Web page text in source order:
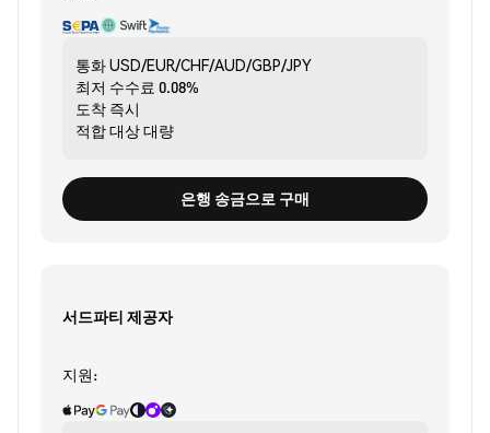
통화USD/EUR/CHF/AUD/GBP/JPY
최저 수수료 0.08%
도착 즉시
적합 대상대량
은행 송금으로 구매
서드파티 제공자
지원: